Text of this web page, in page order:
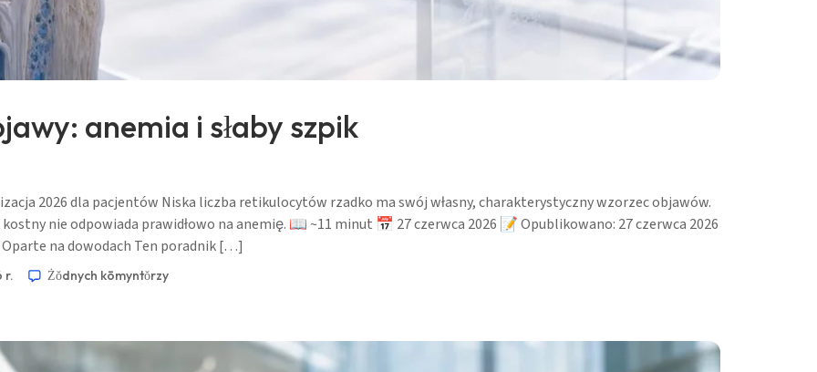
anemia i słaby szpik
2026 dla pacjentów Niska liczba retikulocytów rzadko ma swój własny, charakterystyczny wzorzec objawów.
nie odpowiada prawidłowo na anemię. 📖 ~11 minut 📅 27 czerwca 2026 📝 Opublikowano: 27 czerwca 2026
na dowodach Ten poradnik […]
r. Żŏdnych kōmyntŏrzy